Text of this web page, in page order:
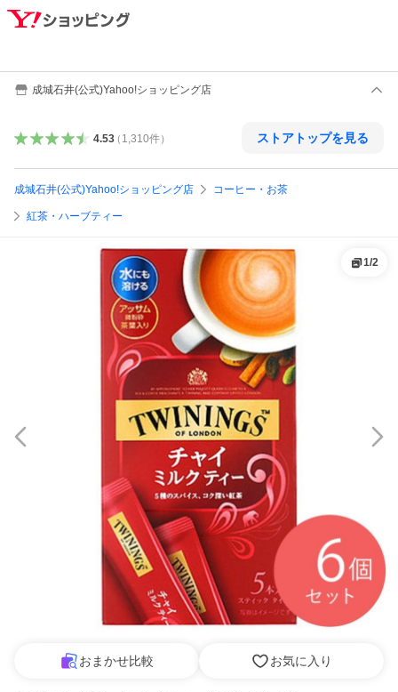
成城石井(公式)Yahoo!ショッピング店
4.53（ 1,310件） ストアトップを見る
成城石井(公式)Yahoo!ショッピング店 コーヒー・お茶
紅茶・ハーブティー
1/2
おまかせ比較 お気に入り